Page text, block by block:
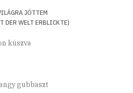
JÖTTEM
DER WELT ERBLICKTE)
kúszva
gubbaszt